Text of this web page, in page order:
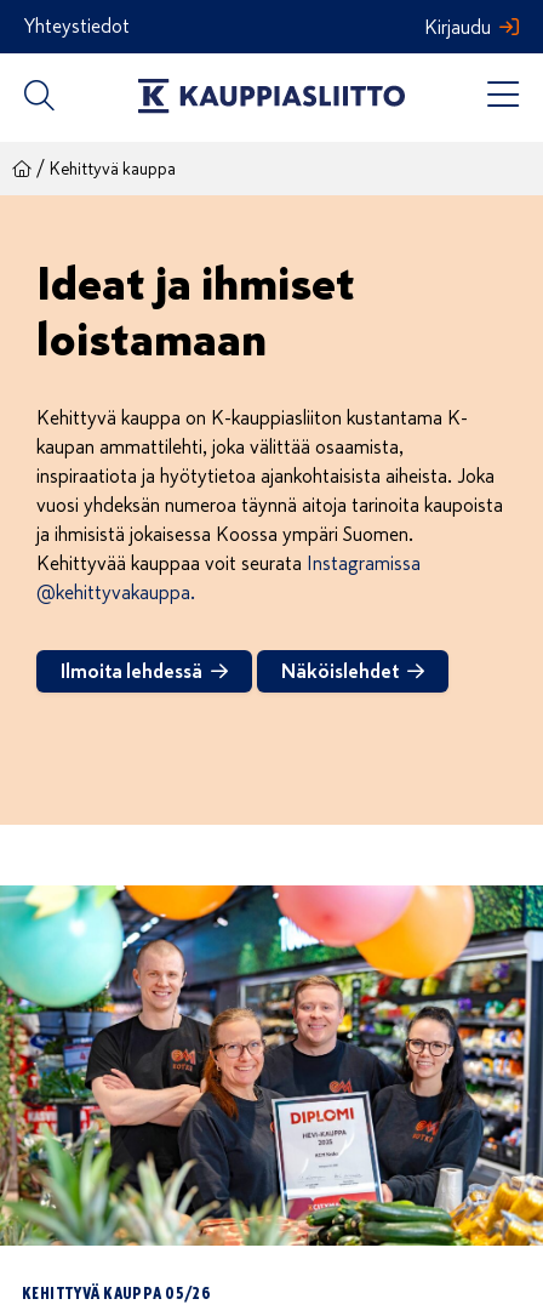
Siirry
sisältöön
Yhteystiedot Kirjaudu
/ Kehittyvä kauppa
Ideat ja ihmiset
loistamaan
Kehittyvä kauppa on K-kauppiasliiton kustantama K-
kaupan ammattilehti, joka välittää osaamista,
inspiraatiota ja hyötytietoa ajankohtaisista aiheista. Joka
vuosi yhdeksän numeroa täynnä aitoja tarinoita kaupoista
ja ihmisistä jokaisessa Koossa ympäri Suomen.
Kehittyvää kauppaa voit seurata Instagramissa
@kehittyvakauppa.
Ilmoita lehdessä Näköislehdet
KEHITTYVÄ KAUPPA 05/26